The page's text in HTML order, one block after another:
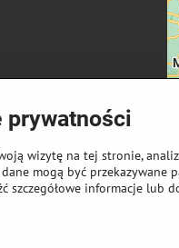
prywatności
wizytę na tej stronie,
mogą być
szczegółowe informacje lub